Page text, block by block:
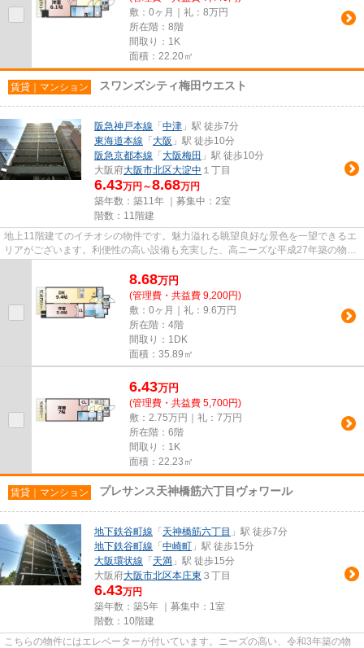
敷：0ヶ月｜礼：8万円
所在階：8階
間取り：1K
面積：22.20㎡
賃貸｜マンション スワンズシティ梅田ウエスト
阪急神戸本線 「 中津 」駅 徒歩7分
東海道本線 「 大阪 」駅 徒歩10分
阪急京都本線 「 大阪梅田 」駅 徒歩10分
大阪府大阪市北区大淀中 １丁目
6.43万円～8.68万円
築年数：築11年 ｜募集中： 2室
階数：11階建
地上11階建てのイチオシの物件です。魅力溢れる眺望良好な景色を一望できるエ
リアがございます。利便性の高い設備も充実した、高ニーズな平成27年築の物件
8.68万円
(管理費・共益費 9,200円)
敷：0ヶ月｜礼：9.6万円
所在階：4階
間取り：1DK
面積：35.89㎡
6.43万円
(管理費・共益費 5,700円)
敷：2.75万円｜礼：7万円
所在階：6階
間取り：1K
面積：22.23㎡
賃貸｜マンション プレサンス天神橋筋六丁目ヴォワール
地下鉄谷町線 「 天神橋筋六丁目 」駅 徒歩7分
地下鉄谷町線 「 中崎町 」駅 徒歩15分
大阪環状線 「 天満 」駅 徒歩15分
大阪府大阪市北区本庄東 ３丁目
6.43万円
築年数：築5年 ｜募集中： 1室
階数：10階建
こちらの物件にはエレベーターが付いています。ニーズの高い、令和3年築の物